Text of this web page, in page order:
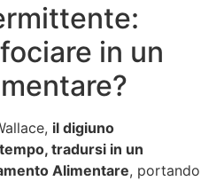
in un
il digiuno
tradursi in un
Alimentare, portando